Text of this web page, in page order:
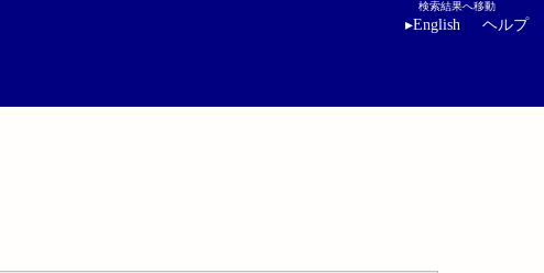
検索結果へ移動
▸English ヘルプ